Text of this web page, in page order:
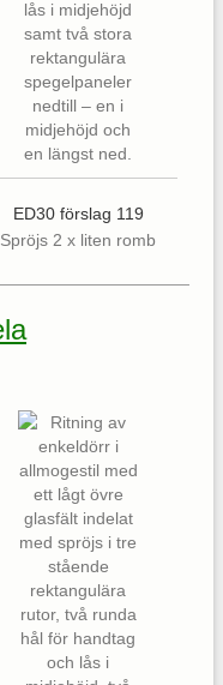
ED30 förslag 119
Spröjs 2 x liten romb